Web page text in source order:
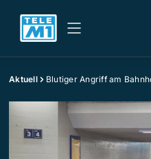
Aktuell Blutiger Angriff am